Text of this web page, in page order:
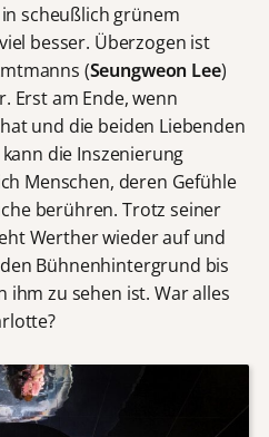
scheußlich grünem
besser. Überzogen ist
(Seungweon Lee)
Erst am Ende, wenn
und die beiden Liebenden
die Inszenierung
Menschen, deren Gefühle
berühren. Trotz seiner
Werther wieder auf und
Bühnenhintergrund bis
ihm zu sehen ist. War alles